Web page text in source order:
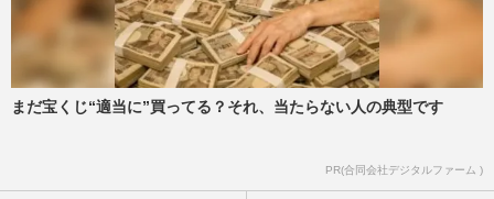
まだ宝くじ“適当に”買ってる？それ、当たらない人の典型です
PR(合同会社デジタルファーム )